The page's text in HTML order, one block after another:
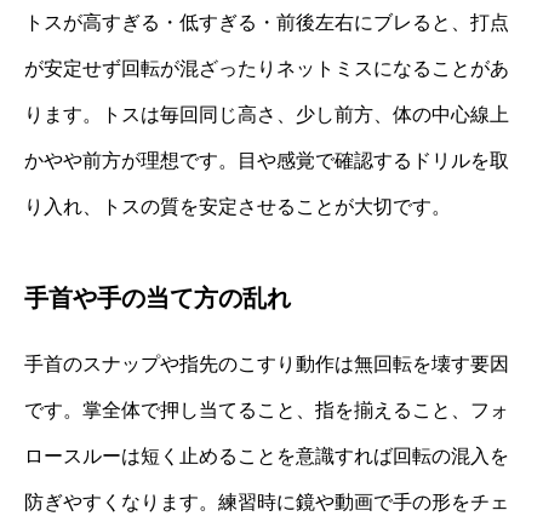
トスが高すぎる・低すぎる・前後左右にブレると、打点
が安定せず回転が混ざったりネットミスになることがあ
ります。トスは毎回同じ高さ、少し前方、体の中心線上
かやや前方が理想です。目や感覚で確認するドリルを取
り入れ、トスの質を安定させることが大切です。
手首や手の当て方の乱れ
手首のスナップや指先のこすり動作は無回転を壊す要因
です。掌全体で押し当てること、指を揃えること、フォ
ロースルーは短く止めることを意識すれば回転の混入を
防ぎやすくなります。練習時に鏡や動画で手の形をチェ